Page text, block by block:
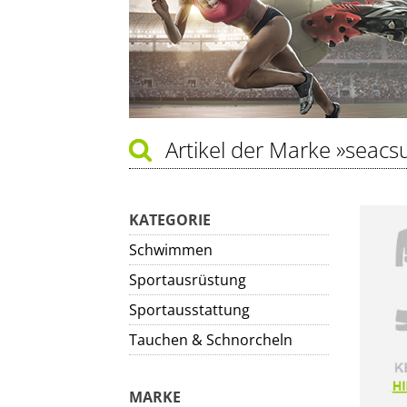
Artikel der Marke
KATEGORIE
Schwimmen
Sportausrüstung
Sportausstattung
Tauchen & Schnorcheln
MARKE